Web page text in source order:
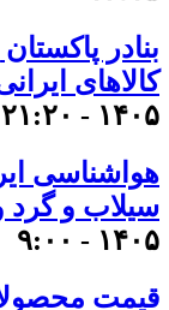
بنادر
کالاهای
۱۴۰۵ - ۲۱:۲۰
هواشناسی
سیلاب و
۱۴۰۵ - ۹:۰۰
قیمت